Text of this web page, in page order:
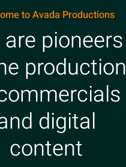
to Avada Productions
are pioneers
production
digital
content